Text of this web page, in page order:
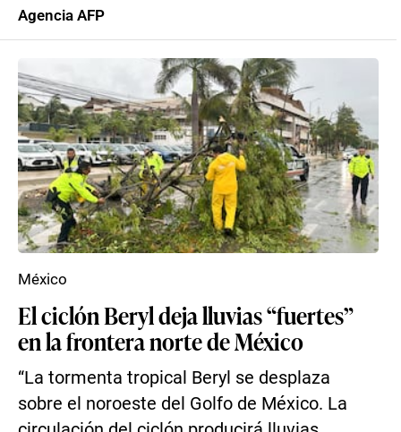
Agencia AFP
El ciclón Beryl deja lluvias “fuertes”
en la frontera norte de México
“La tormenta tropical Beryl se desplaza
sobre el noroeste del Golfo de México. La
México